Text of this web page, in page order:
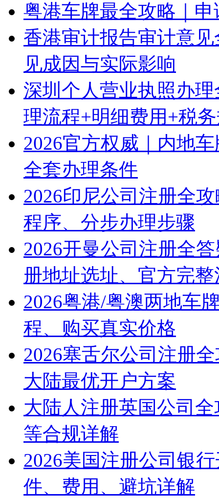
粤港车牌最全攻略｜
香港审计报告审计意
见成因与实际影响
深圳个人营业执照办
理流程+明细费用+税
2026官方权威｜内地
全套办理条件
2026印尼公司注册全
程序、分步办理步骤
2026开曼公司注册全
册地址选址、官方完
2026粤港/粤澳两地车
程、购买真实价格
2026塞舌尔公司注册
大陆最优开户方案
大陆人注册英国公司
等合规详解
2026美国注册公司银
件、费用、避坑详解